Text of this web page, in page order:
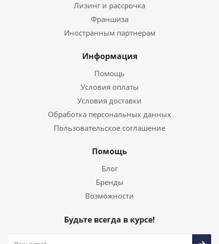
Лизинг и рассрочка
Франшиза
Иностранным партнерам
Информация
Помощь
Условия оплаты
Условия доставки
Обработка персональных данных
Пользовательское соглашение
Помощь
Блог
Бренды
Возможности
Будьте всегда в курсе!